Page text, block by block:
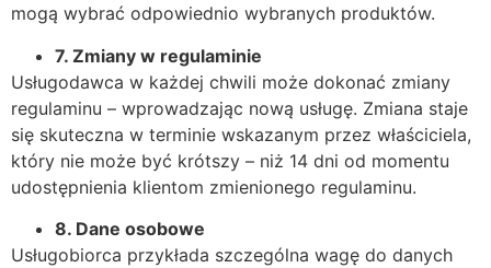
mogą wybrać odpowiednio wybranych produktów.
7. Zmiany w regulaminie
Usługodawca w każdej chwili może dokonać zmiany
regulaminu – wprowadzając nową usługę. Zmiana staje
się skuteczna w terminie wskazanym przez właściciela,
który nie może być krótszy – niż 14 dni od momentu
udostępnienia klientom zmienionego regulaminu.
8. Dane osobowe
Usługobiorca przykłada szczególna wagę do danych